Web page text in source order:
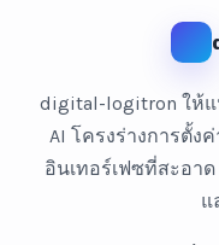
digital-logitron ให้
AI โครงร่างการตั้ง
อินเทอร์เฟซที่สะอา
แ